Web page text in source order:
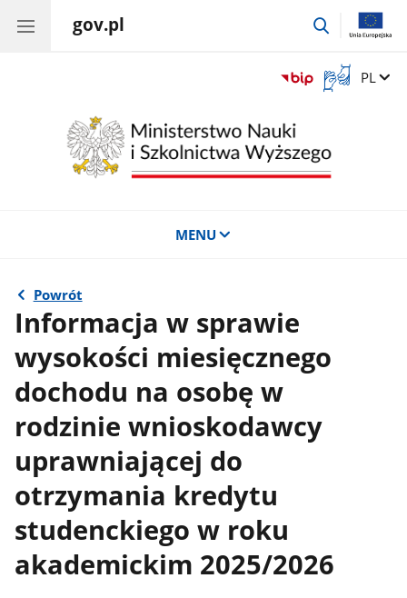
gov.pl
przejdź
Otwórz
okno
języka
migowego
Zmień
PL
MENU
Powrót
Informacja w sprawie
wysokości miesięcznego
dochodu na osobę w
rodzinie wnioskodawcy
uprawniającej do
otrzymania kredytu
studenckiego w roku
akademickim 2025/2026